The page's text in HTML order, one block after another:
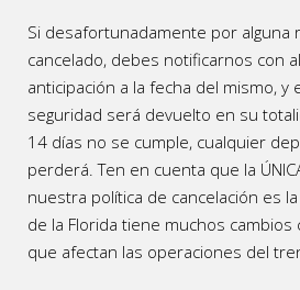
Si desafortunadamente por alguna
cancelado, debes notificarnos con
anticipación a la fecha del mismo, y
seguridad será devuelto en su
14 días no se cumple, cualquier
perderá. Ten en cuenta que la
nuestra política de cancelación es
de la Florida tiene muchos
que afectan las operaciones del